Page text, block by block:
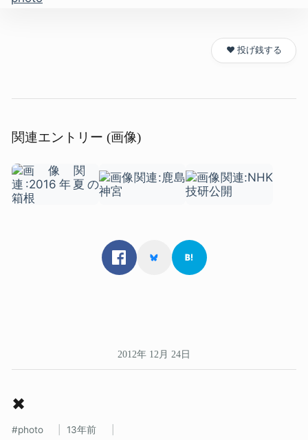
❤️ 投げ銭する
関連エントリー (画像)
2012年 12月 24日
✖
photo 13年前